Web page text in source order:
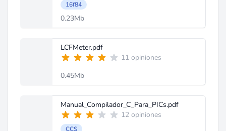
16f84
0.23Mb
LCFMeter.pdf
11 opiniones
0.45Mb
Manual_Compilador_C_Para_PICs.pdf
12 opiniones
CCS